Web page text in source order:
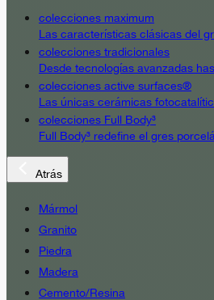
colecciones maximum
Las características clásicas del
colecciones tradicionales
Desde tecnologías avanzadas
colecciones active surfaces®
Las únicas cerámicas
colecciones Full Body³
Full Body³ redefine el gres
Atrás
Mármol
Granito
Piedra
Madera
Cemento/Resina